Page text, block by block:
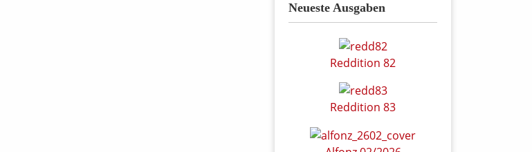
Neueste Ausgaben
Reddition 82
Reddition 83